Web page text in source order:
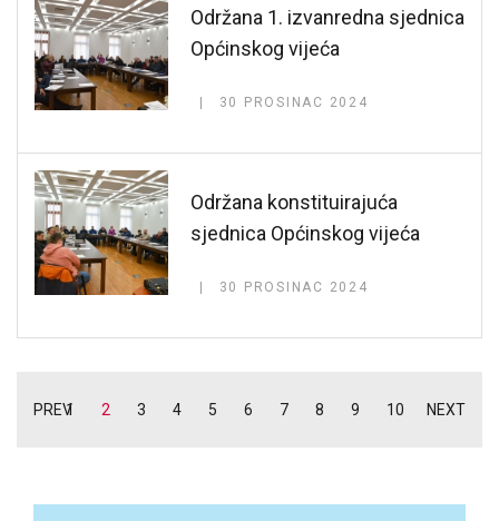
Održana 1. izvanredna sjednica
Općinskog vijeća
30 PROSINAC 2024
Održana konstituirajuća
sjednica Općinskog vijeća
30 PROSINAC 2024
PREV
1 2 3 4 5 6 7 8 9 10 NEXT